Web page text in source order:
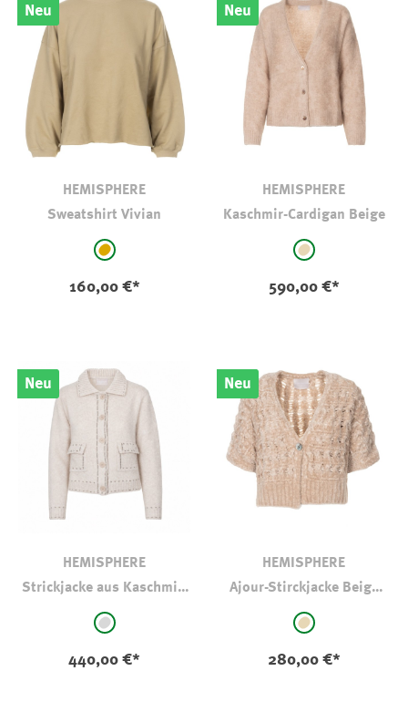
Neu
HEMISPHERE
Sweatshirt Vivian
auswählen
hellbraun-camel
160,00 €*
Neu
HEMISPHERE
Kaschmir-Cardigan Beige
auswählen
beige
590,00 €*
Neu
HEMISPHERE
Strickjacke aus Kaschmir-
auswählen
hellgrau - gemustert
440,00 €*
Neu
HEMISPHERE
Ajour-Stirckjacke Beige
auswählen
beige
280,00 €*